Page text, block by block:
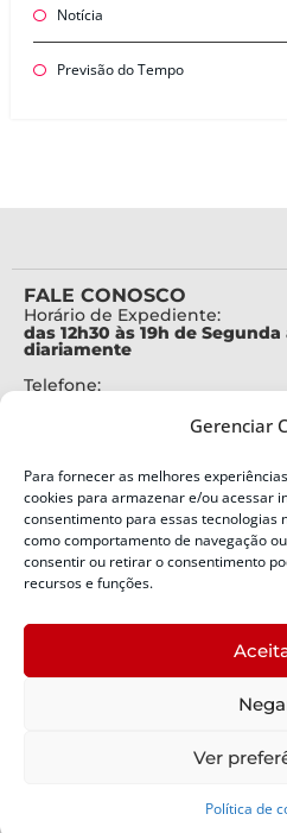
Gerenciar
Para fornecer as melhores
cookies para armazenar e/ou acessar
consentimento para essas tecnologias
como comportamento de navegação
consentir ou retirar o consentimento
recursos e funções.
Ver
Política de
Notícia
Previsão do Tempo
FALE CONOSCO
Horário de Expediente:
das 12h30 às 19h de
diariamente
Telefone:
Alertas Defesa Civil:
SMS 40199
ENDEREÇO
Defesa Civil do Estado de
Bairro:
Capoeiras, Florianópolis, SC
Política de Privacidade